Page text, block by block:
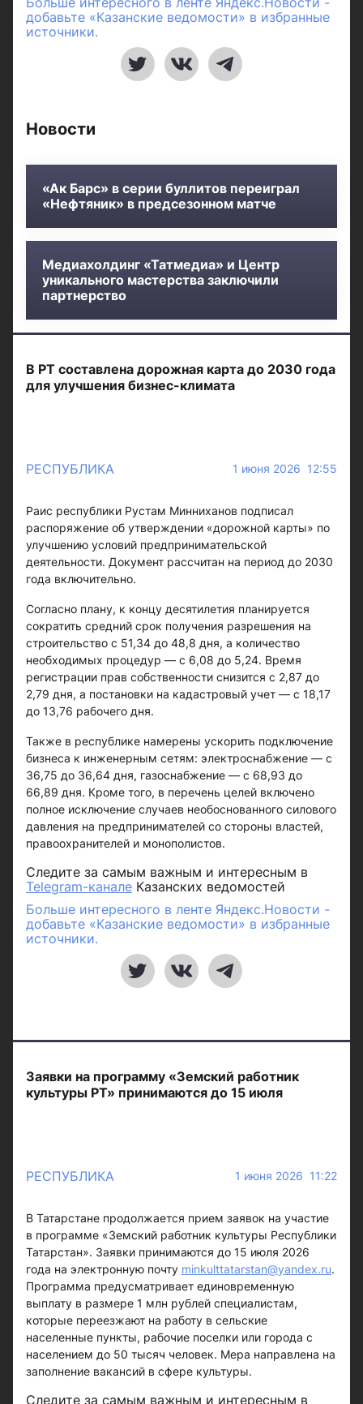
добавьте «Казанские ведомости» в избранные
источники.
Новости
«Ак Барс» в серии буллитов переиграл
«Нефтяник» в предсезонном матче
Медиахолдинг «Татмедиа» и Центр
уникального мастерства заключили
партнерство
В РТ составлена дорожная карта до 2030 года
для улучшения бизнес-климата
РЕСПУБЛИКА 1 июня 2026 12:55
Раис республики Рустам Минниханов подписал
распоряжение об утверждении «дорожной карты» по
улучшению условий предпринимательской
деятельности. Документ рассчитан на период до 2030
года включительно.
Согласно плану, к концу десятилетия планируется
сократить средний срок получения разрешения на
строительство с 51,34 до 48,8 дня, а количество
необходимых процедур — с 6,08 до 5,24. Время
регистрации прав собственности снизится с 2,87 до
2,79 дня, а постановки на кадастровый учет — с 18,17
до 13,76 рабочего дня.
Также в республике намерены ускорить подключение
бизнеса к инженерным сетям: электроснабжение — с
36,75 до 36,64 дня, газоснабжение — с 68,93 до
66,89 дня. Кроме того, в перечень целей включено
полное исключение случаев необоснованного силового
давления на предпринимателей со стороны властей,
правоохранителей и монополистов.
Следите за самым важным и интересным в
Telegram-канале Казанских ведомостей
Больше интересного в ленте Яндекс.Новости -
добавьте «Казанские ведомости» в избранные
источники.
Заявки на программу «Земский работник
культуры РТ» принимаются до 15 июля
РЕСПУБЛИКА 1 июня 2026 11:22
В Татарстане продолжается прием заявок на участие
в программе «Земский работник культуры Республики
Татарстан». Заявки принимаются до 15 июля 2026
года на электронную почту minkulttatarstan@yandex.ru.
Программа предусматривает единовременную
выплату в размере 1 млн рублей специалистам,
которые переезжают на работу в сельские
населенные пункты, рабочие поселки или города с
населением до 50 тысяч человек. Мера направлена на
заполнение вакансий в сфере культуры.
Следите за самым важным и интересным в